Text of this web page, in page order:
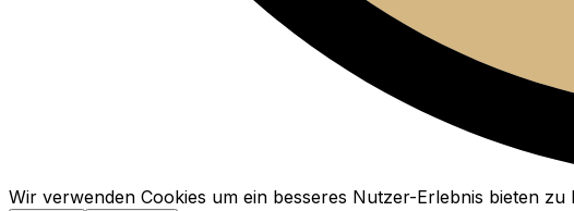
Wir verwenden Cookies um ein besseres Nutzer-Erlebnis bieten zu